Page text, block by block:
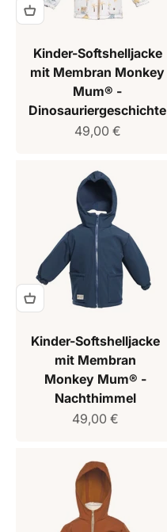
Kinder-Softshelljacke
mit Membran Monkey
Mum® -
Dinosauriergeschichte
Verkaufspreis
49,00 €
Kinder-Softshelljacke
mit Membran
Monkey Mum® -
Nachthimmel
Verkaufspreis
49,00 €